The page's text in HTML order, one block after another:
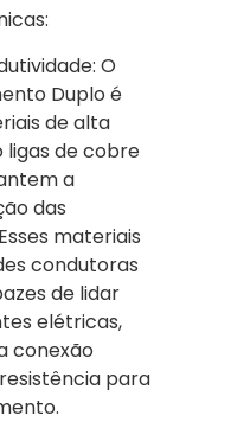
O
Duplo é
de alta
ligas de cobre
a
das
materiais
condutoras
de lidar
elétricas,
conexão
para